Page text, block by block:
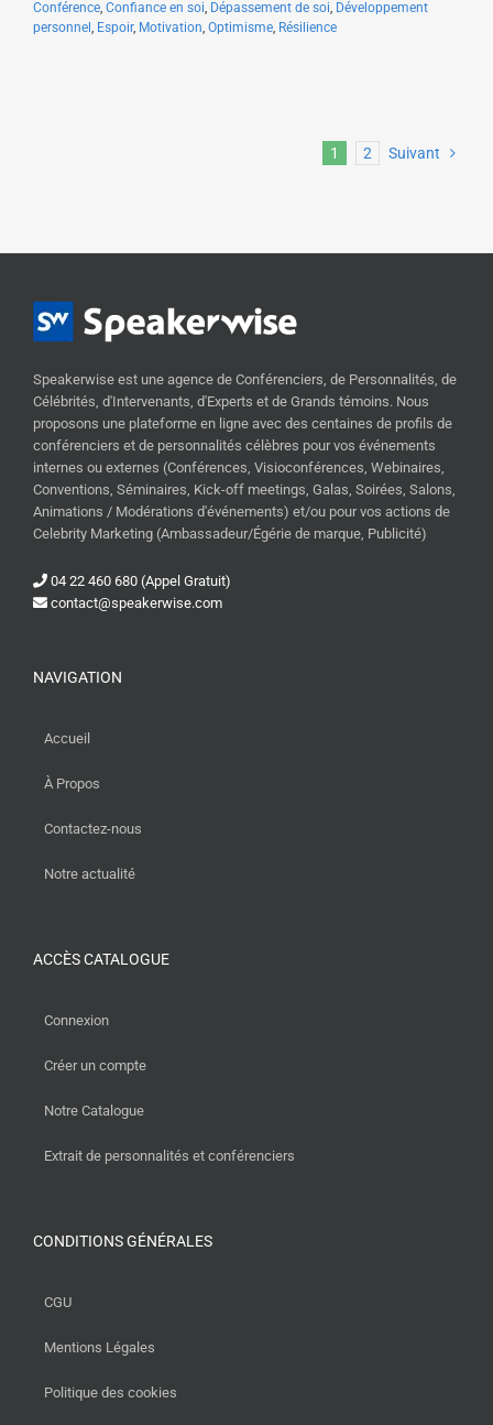
Conférence Confiance en soi Dépassement de soi Développement
personnel Espoir, Motivation Optimisme Résilience
1 2 Suivant
Speakerwise est une agence de Conférenciers, de Personnalités, de
Célébrités, d'Intervenants, d'Experts et de Grands témoins. Nous
proposons une plateforme en ligne avec des centaines de profils de
conférenciers et de personnalités célèbres pour vos événements
internes ou externes (Conférences, Visioconférences, Webinaires,
Conventions, Séminaires, Kick-off meetings, Galas, Soirées, Salons,
Animations / Modérations d'événements) et/ou pour vos actions de
Celebrity Marketing (Ambassadeur/Égérie de marque, Publicité)
04 22 460 680 (Appel Gratuit)
contact@speakerwise.com
NAVIGATION
Accueil
À Propos
Contactez-nous
Notre actualité
ACCÈS CATALOGUE
Connexion
Créer un compte
Notre Catalogue
Extrait de personnalités et conférenciers
CONDITIONS GÉNÉRALES
CGU
Mentions Légales
Politique des cookies